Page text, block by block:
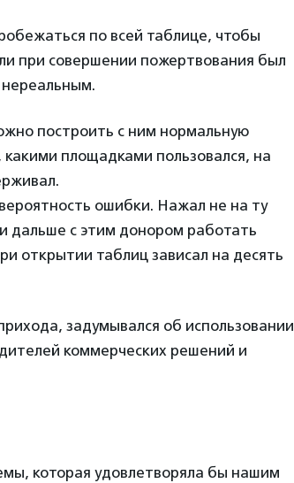
по всей таблице, чтобы
при совершении пожертвования был
нереальным.
построить с ним нормальную
какими площадками пользовался, на
ошибки. Нажал не на ту
дальше с этим донором работать
открытии таблиц зависал на десять
задумывался об использовании
коммерческих решений и
которая удовлетворяла бы нашим